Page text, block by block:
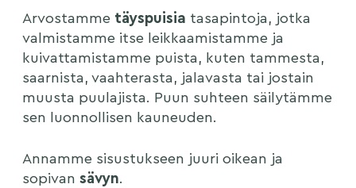
Arvostamme täyspuisia tasapintoja, jotka
valmistamme itse leikkaamistamme ja
kuivattamistamme puista, kuten tammesta,
saarnista, vaahterasta, jalavasta tai jostain
muusta puulajista. Puun suhteen säilytämme
sen luonnollisen kauneuden.
Annamme sisustukseen juuri oikean ja
sopivan sävyn.